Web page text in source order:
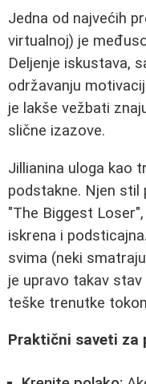
Jedna od najvećih
virtualnoj) je
Deljenje iskustava,
održavanju
je lakše vežbati
slične izazove.
Jillianina uloga kao
podstakne. Njen stil
"The Biggest
iskrena i
svima (neki
je upravo takav
teške trenutke
Praktični saveti za